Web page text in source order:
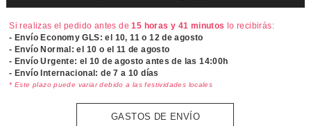
Si realizas el pedido antes de15 horas y 41 minutos lo recibirás:
- Envío Economy GLS: el 10, 11 o 12 de agosto
- Envío Normal: el 10 o el 11 de agosto
- Envío Urgente: el10 de agosto antes de las 14:00h
- Envío Internacional: de 7 a 10 días
* Este plazo puede variar debido a las festividades locales
GASTOS DE ENVÍO